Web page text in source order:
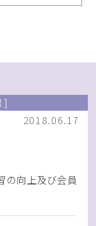
]
2018.06.17
の向上及び会員